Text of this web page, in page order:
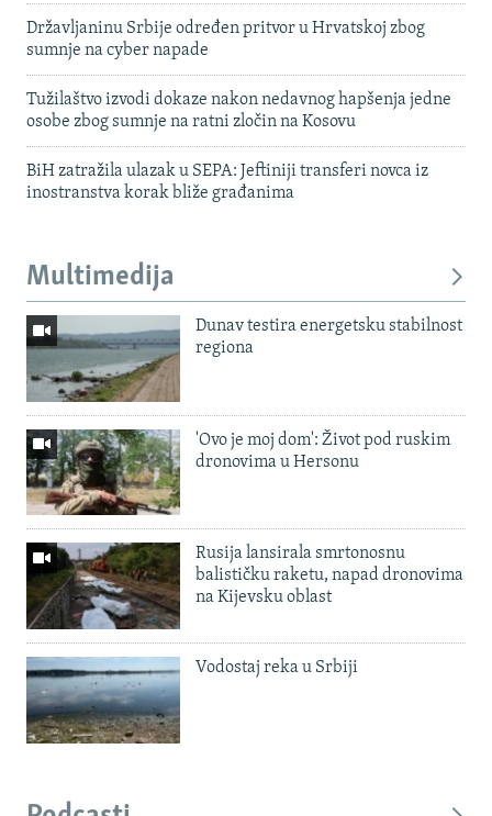
Državljaninu Srbije određen pritvor u Hrvatskoj zbog
sumnje na cyber napade
Tužilaštvo izvodi dokaze nakon nedavnog hapšenja jedne
osobe zbog sumnje na ratni zločin na Kosovu
BiH zatražila ulazak u SEPA: Jeftiniji transferi novca iz
inostranstva korak bliže građanima
Multimedija
Dunav testira energetsku stabilnost
regiona
'Ovo je moj dom': Život pod ruskim
dronovima u Hersonu
Rusija lansirala smrtonosnu
balističku raketu, napad dronovima
na Kijevsku oblast
Vodostaj reka u Srbiji